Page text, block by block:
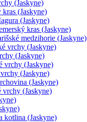
(Jaskyne)
kras (Jaskyne)
(Jaskyne)
kras (Jaskyne)
medzihorie (Jaskyne)
vrchy (Jaskyne)
(Jaskyne)
vrchy (Jaskyne)
(Jaskyne)
(Jaskyne)
vrchy (Jaskyne)
kotlina (Jaskyne)